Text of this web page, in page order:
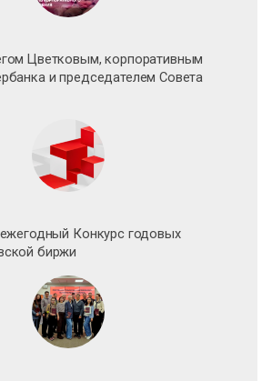
Цветковым, корпоративным
и председателем Совета
Конкурс годовых
биржи